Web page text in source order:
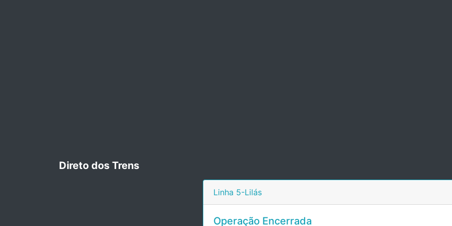
Direto dos Trens
Linha 5-Lilás
Operação Encerrada